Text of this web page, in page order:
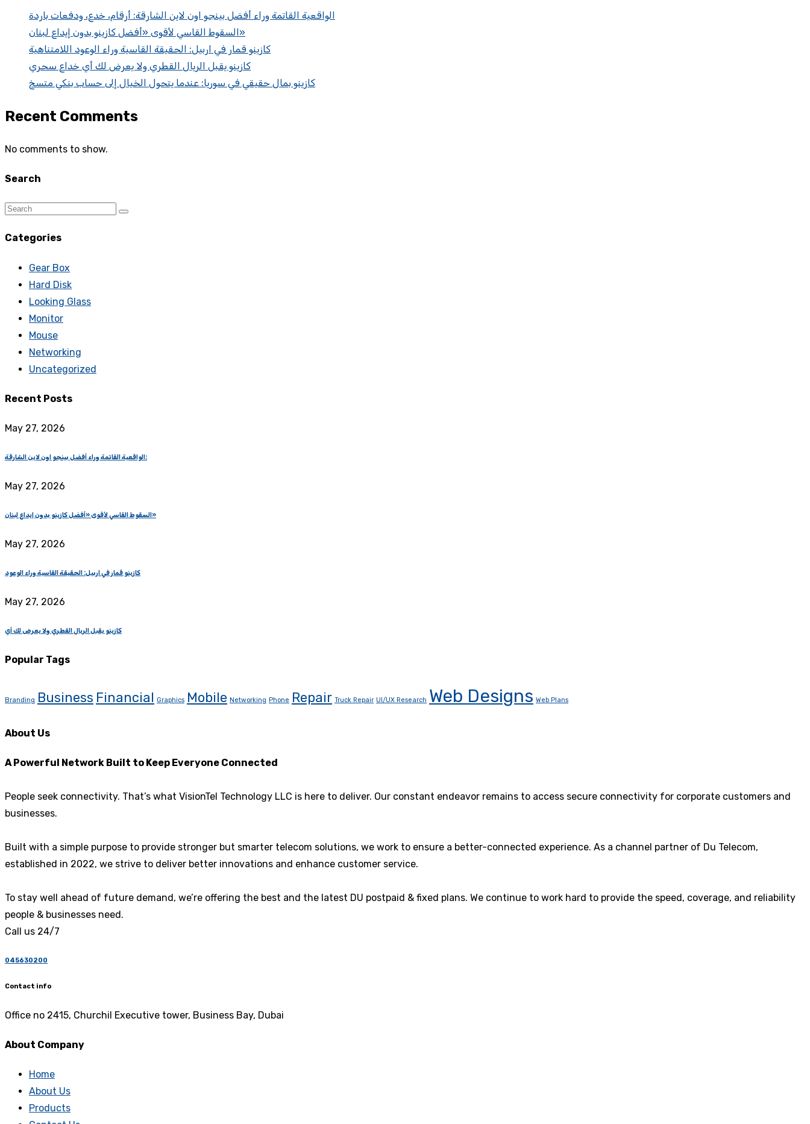
الواقعية القاتمة وراء أفضل بينجو اون لاين الشارقة: أرقام، خدع، ودفعات باردة
السقوط القاسي لأقوى «أفضل كازينو بدون إيداع لبنان»
كازينو قمار في اربيل: الحقيقة القاسية وراء الوعود اللامتناهية
كازينو يقبل الريال القطري ولا يعرض لك أي خداع سحري
كازينو بمال حقيقي في سوريا: عندما يتحول الخيال إلى حساب بنكي متسخ
Recent Comments
No comments to show.
Search
Categories
Gear Box
Hard Disk
Looking Glass
Monitor
Mouse
Networking
Uncategorized
Recent Posts
May 27, 2026
الواقعية القاتمة وراء أفضل بينجو اون لاين الشارقة:
May 27, 2026
السقوط القاسي لأقوى «أفضل كازينو بدون إيداع لبنان»
May 27, 2026
كازينو قمار في اربيل: الحقيقة القاسية وراء الوعود
May 27, 2026
كازينو يقبل الريال القطري ولا يعرض لك أي
Popular Tags
Branding Business Financial Graphics Mobile Networking Phone Repair Truck Repair UI/UX Research Web Designs Web Plans
About Us
A Powerful Network Built to Keep Everyone Connected
People seek connectivity. That’s what VisionTel Technology LLC is here to deliver. Our constant endeavor remains to access secure connectivity for corporate customers and
businesses.
Built with a simple purpose to provide stronger but smarter telecom solutions, we work to ensure a better-connected experience. As a channel partner of Du Telecom,
established in 2022, we strive to deliver better innovations and enhance customer service.
To stay well ahead of future demand, we’re offering the best and the latest DU postpaid & fixed plans. We continue to work hard to provide the speed, coverage, and reliability
people & businesses need.
Call us 24/7
045630200
Contact info
Office no 2415, Churchil Executive tower, Business Bay, Dubai
About Company
Home
About Us
Products